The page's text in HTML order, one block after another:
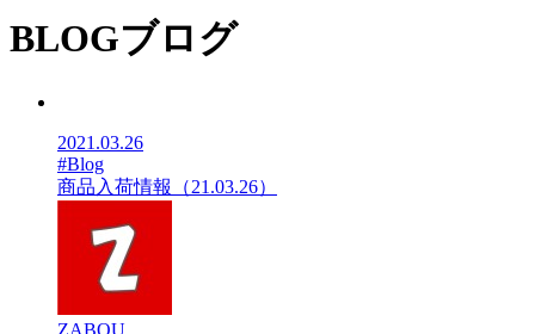
BLOGブログ
2021.03.26
#Blog
商品入荷情報（21.03.26）
ZABOU